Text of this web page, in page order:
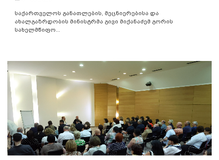
საქართველოს განათლების, მეცნიერებისა და
ახალგაზრდობის მინისტრმა გივი მიქანაძემ გორის
სახელმწიფო...